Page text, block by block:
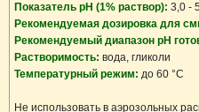
Показатель pH (1% раствор): 3,0 -
Рекомендуемая дозировка для
Рекомендуемый диапазон рН
Растворимость: вода, гликоли
Температурный режим: до 60 °C
Не использовать в аэрозольных